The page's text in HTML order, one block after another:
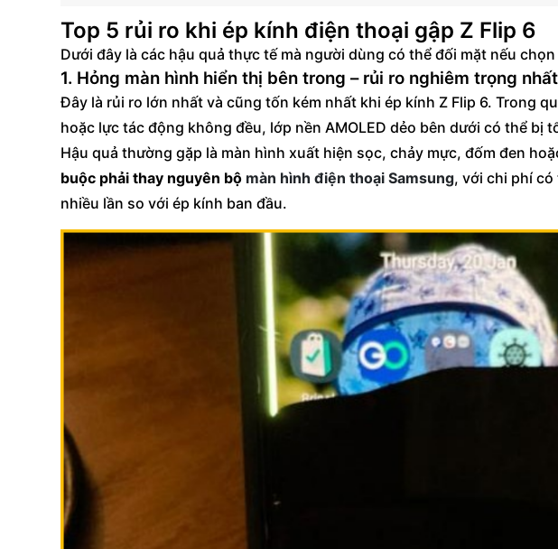
Top 5 rủi ro khi ép kính điện thoại gập Z Flip 6
Dưới đây là các hậu quả thực tế mà người dùng có thể đối mặt nếu
1. Hỏng màn hình hiển thị bên trong – rủi ro nghiêm trọng nhất
Đây là rủi ro lớn nhất và cũng tốn kém nhất khi ép kính Z Flip 6. Trong
hoặc lực tác động không đều, lớp nền AMOLED dẻo bên dưới có thể bị
Hậu quả thường gặp là màn hình xuất hiện sọc, chảy mực, đốm đen
buộc phải thay nguyên bộ màn hình điện thoại Samsung, với chi phí
nhiều lần so với ép kính ban đầu.